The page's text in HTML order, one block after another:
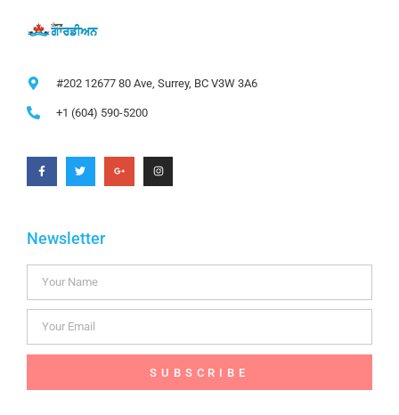
#202 12677 80 Ave, Surrey, BC V3W 3A6
+1 (604) 590-5200
Newsletter
SUBSCRIBE